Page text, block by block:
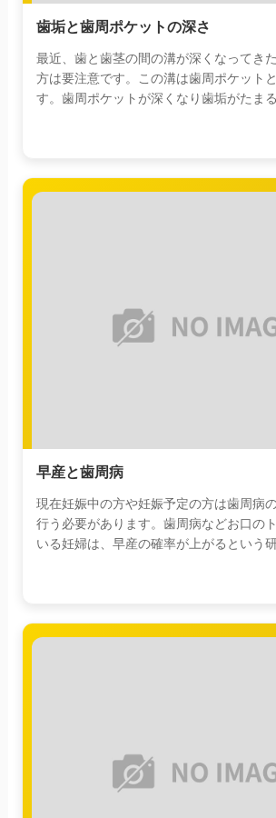
歯垢と歯周ポケットの深さ
最近、歯と歯茎の間の溝が深くなってき
方は要注意です。この溝は歯周ポケット
す。歯周ポケットが深くなり歯垢がたま
早産と歯周病
現在妊娠中の方や妊娠予定の方は歯周病
行う必要があります。歯周病などお口の
いる妊婦は、早産の確率が上がるという